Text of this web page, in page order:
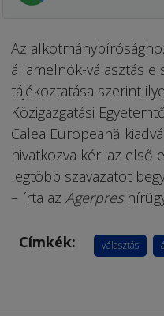
Az
államelnök-választás
tájékoztatása szerint
Közigazgatási
Calea Europeană
hivatkozva kéri az első
legtöbb szavazatot
– írta az Agerpres
Címkék: választás